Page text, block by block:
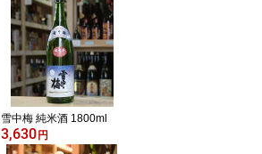
比べ720mlx3本セット！
雪中梅 純米酒 1800ml
3,630 円